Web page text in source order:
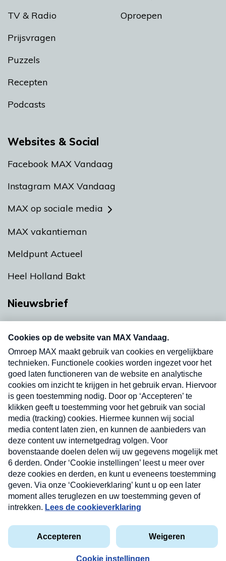
TV & Radio
Prijsvragen
Puzzels
Recepten
Podcasts
Oproepen
Websites & Social
Facebook MAX Vandaag
Instagram MAX Vandaag
MAX op sociale media
MAX vakantieman
Meldpunt Actueel
Heel Holland Bakt
Nieuwsbrief
nieuwsbrief. Elke vrijdag- en dinsdagochtend in
uw mailbox.
Verzend
Privacyverklaring
Cookieverklaring
Kwetsbaarheid melden
Copyright © 2026 MAX Vandaag - Omroep MAX
Nieuwsbrief
Neem hier een gratis abonnement op onze
nieuwsbrief. Elke vrijdag- en dinsdagochtend in uw